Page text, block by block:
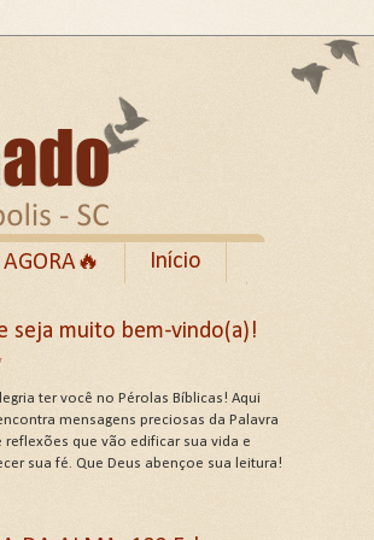
Início
ATRIBUTOS .
seja muito bem-vindo(a)!
ter você no Pérolas Bíblicas! Aqui
mensagens preciosas da Palavra
reflexões que vão edificar sua vida e
sua fé. Que Deus abençoe sua leitura!